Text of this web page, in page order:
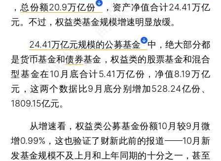
， 总份额20.9万亿份
，资产净值合计24.41万亿
元。不过，权益类基金规模增速明显放缓。
24.41万亿元规模的公募基金
中，绝大部分都
是货币基金和债券基金，权益类的股票基金和混合
型基金在10月底合计5.41万亿份，净值8.19万亿
元，这两个数据比9月底分别增加528.24亿份、
1809.15亿元。
从增速看，权益类公募基金份额10月较9月微
增0.99%，这也验证了财新此前的报道——10月新
发基金规模不及上月和上年同期的十分之一，甚至